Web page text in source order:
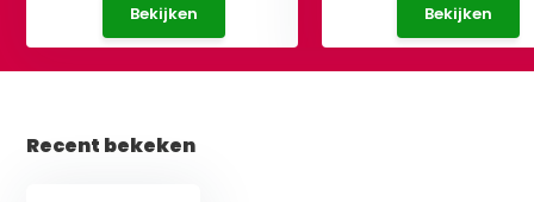
Bekijken Bekijken
Recent bekeken